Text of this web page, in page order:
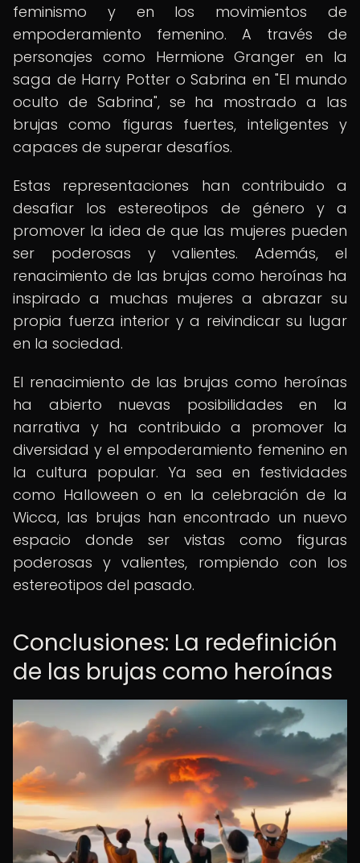
feminismo y en los movimientos de
empoderamiento femenino. A través de
personajes como Hermione Granger en la
saga de Harry Potter o Sabrina en "El mundo
oculto de Sabrina", se ha mostrado a las
brujas como figuras fuertes, inteligentes y
capaces de superar desafíos.
Estas representaciones han contribuido a
desafiar los estereotipos de género y a
promover la idea de que las mujeres pueden
ser poderosas y valientes. Además, el
renacimiento de las brujas como heroínas ha
inspirado a muchas mujeres a abrazar su
propia fuerza interior y a reivindicar su lugar
en la sociedad.
El renacimiento de las brujas como heroínas
ha abierto nuevas posibilidades en la
narrativa y ha contribuido a promover la
diversidad y el empoderamiento femenino en
la cultura popular. Ya sea en festividades
como Halloween o en la celebración de la
Wicca, las brujas han encontrado un nuevo
espacio donde ser vistas como figuras
poderosas y valientes, rompiendo con los
estereotipos del pasado.
Conclusiones: La redefinición
de las brujas como heroínas